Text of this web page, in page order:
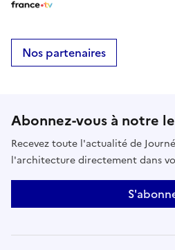
Nos partenaires
Abonnez-vous à notre
Recevez toute l'actualité de
l'architecture directement dans